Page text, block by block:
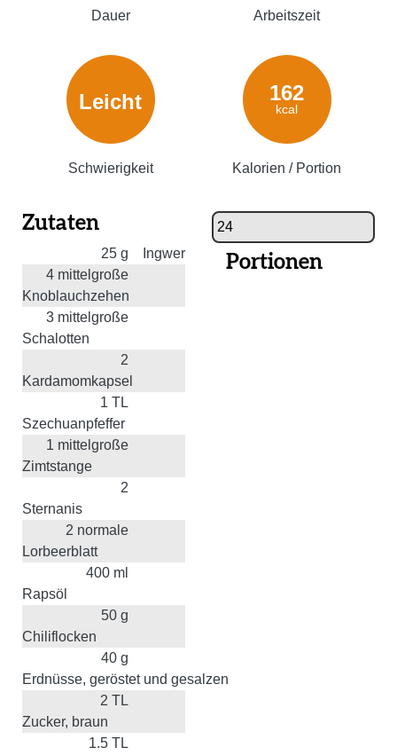
Dauer Arbeitszeit
Leicht
Schwierigkeit
162
kcal
Kalorien / Portion
Zutaten
25 g
Ingwer
4 mittelgroße
Knoblauchzehen
3 mittelgroße
Schalotten
2
Kardamomkapsel
1 TL
Szechuanpfeffer
1 mittelgroße
Zimtstange
2
Sternanis
2 normale
Lorbeerblatt
400 ml
Rapsöl
50 g
Chiliflocken
40 g
Erdnüsse, geröstet und gesalzen
2 TL
Zucker, braun
1.5 TL
Portionen